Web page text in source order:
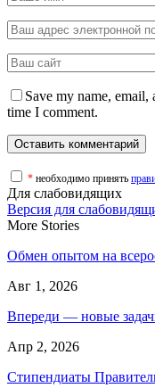
Save my name,
time I comment.
* необходимо принять
Для слабовидящих
Версия для
More Stories
Обмен опытом на
Авг 1, 2026
Впереди — новые
Апр 2, 2026
Стипендиаты